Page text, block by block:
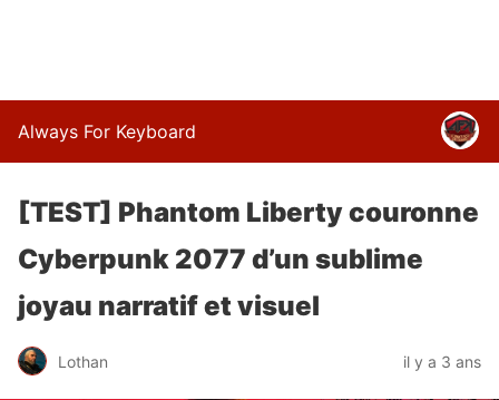
Always For Keyboard
[TEST] Phantom Liberty couronne
Cyberpunk 2077 d’un sublime
joyau narratif et visuel
Lothan il y a 3 ans